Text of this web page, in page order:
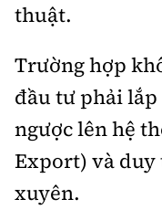
thuật.
Trường hợp
đầu tư phải
ngược lên hệ
Export) và duy
xuyên.